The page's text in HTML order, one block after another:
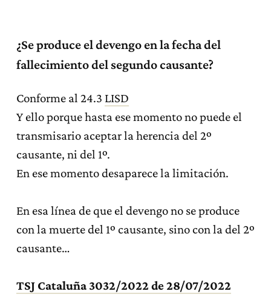
¿Se produce el devengo en la fecha del
fallecimiento del segundo causante?
Conforme al 24.3 LISD
Y ello porque hasta ese momento no puede el
transmisario aceptar la herencia del 2º
causante, ni del 1º.
En ese momento desaparece la limitación.
En esa línea de que el devengo no se produce
con la muerte del 1º causante, sino con la del 2º
causante…
TSJ Cataluña 3032/2022 de 28/07/2022